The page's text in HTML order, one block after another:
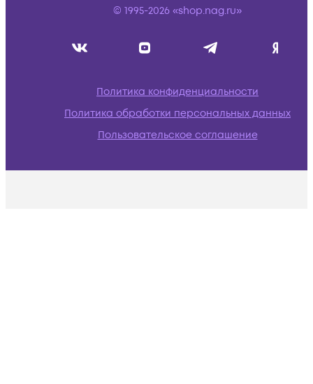
© 1995-2026 «shop.nag.ru»
Политика конфиденциальности
Политика обработки персональных данных
Пользовательское соглашение